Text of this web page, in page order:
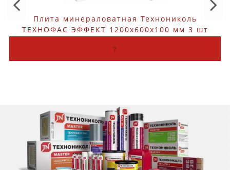
Плита минераловатная Технониколь
ТЕХНОФАС ЭФФЕКТ 1200х600х100 мм 3 шт